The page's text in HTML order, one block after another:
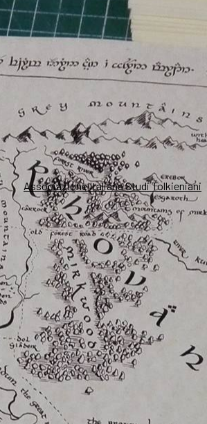
Associazione Italiana Studi Tolkieniani